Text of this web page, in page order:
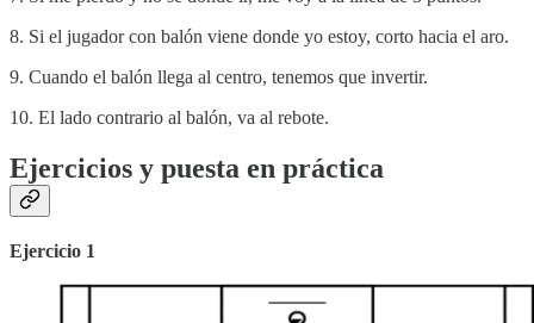
8. Si el jugador con balón viene donde yo estoy, corto hacia el aro.
9. Cuando el balón llega al centro, tenemos que invertir.
10. El lado contrario al balón, va al rebote.
Ejercicios y puesta en práctica
Ejercicio 1